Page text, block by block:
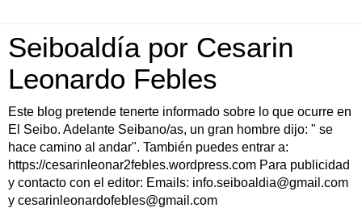
Seiboaldía por Cesarin
Leonardo Febles
Este blog pretende tenerte informado sobre lo que ocurre en
El Seibo. Adelante Seibano/as, un gran hombre dijo: " se
hace camino al andar". También puedes entrar a:
https://cesarinleonar2febles.wordpress.com Para publicidad
y contacto con el editor: Emails: info.seiboaldia@gmail.com
y cesarinleonardofebles@gmail.com